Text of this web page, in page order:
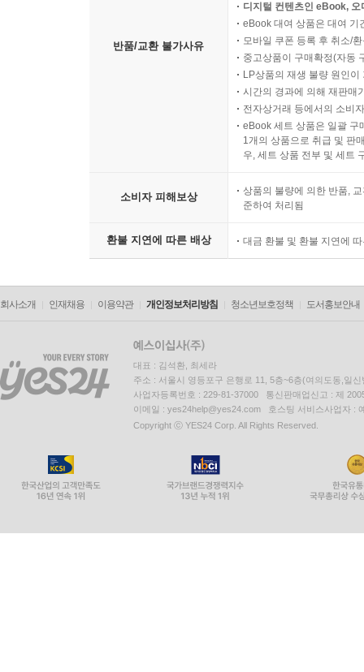
반품/교환 불가사유
디지털 컨텐츠인 eBook,
eBook 대여 상품은 대여 기
모바일 쿠폰 등록 후 취소/
중고상품이 구매확정(자동
LP상품의 재생 불량 원인
시간의 경과에 의해 재판매
전자상거래 등에서의 소비
eBook 세트 상품은 일괄 구
1개의 상품으로 취급 및 판
우, 세트 상품 전부 및 세트
소비자 피해보상
상품의 불량에 의한 반품,
준하여 처리됨
환불 지연에 따른 배상 대금 환불 및 환불 지연에
회사소개 인재채용 이용약관 개인정보처리방침 청소년보호정책 도서홍보안내
대표 : 김석환, 최세라
주소 : 서울시 영등포구 은행로 11, 5층~6층(여의도동,일신
사업자등록번호 : 229-81-37000 통신판매업신고 : 제
이메일 : yes24help@yes24.com 호스팅 서비스사업자 :
Copyright ⓒ YES24 Corp. All Rights Reserved.